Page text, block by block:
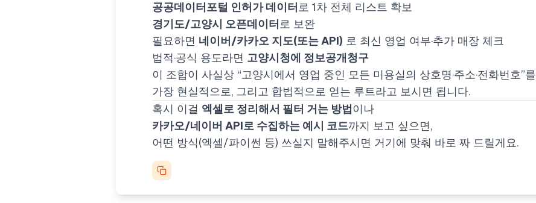
공공데이터포털 인허가 데이터 로 1차 전체 리스트 확보
경기도/고양시 오픈데이터 로 보완
필요하면 네이버/카카오 지도(또는 API) 로 최신 영업 여부·추가 매장 체크
법적·공식 용도라면 고양시청에 정보공개청구
이 조합이 사실상 “고양시에서 영업 중인 모든 미용실의 상호명·주소·전화번호”를
가장 현실적으로, 그리고 합법적으로 얻는 루트라고 보시면 됩니다.
혹시 이걸 엑셀로 정리해서 필터 거는 방법 이나
카카오/네이버 API로 수집하는 예시 코드까지 보고 싶으면,
어떤 방식(엑셀/파이썬 등) 쓰실지 말해주시면 거기에 맞춰 바로 짜 드릴게요.